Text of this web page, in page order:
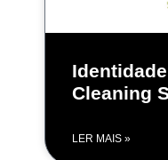
Cleaning
LER MAIS »